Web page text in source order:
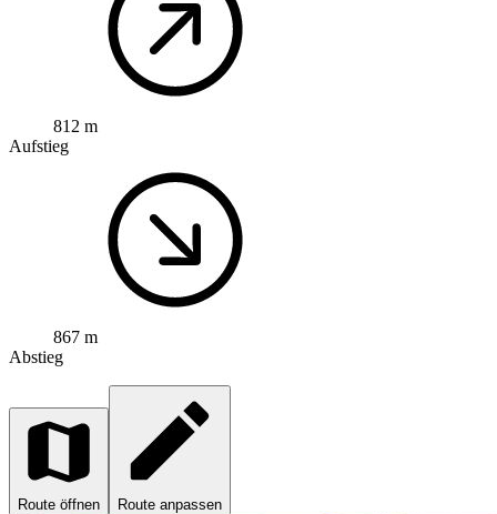
812 m
Aufstieg
867 m
Abstieg
Route öffnen Route anpassen